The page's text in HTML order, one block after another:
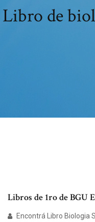
Libro de
Libros de 1ro de BGU
Encontrá Libro Biologia